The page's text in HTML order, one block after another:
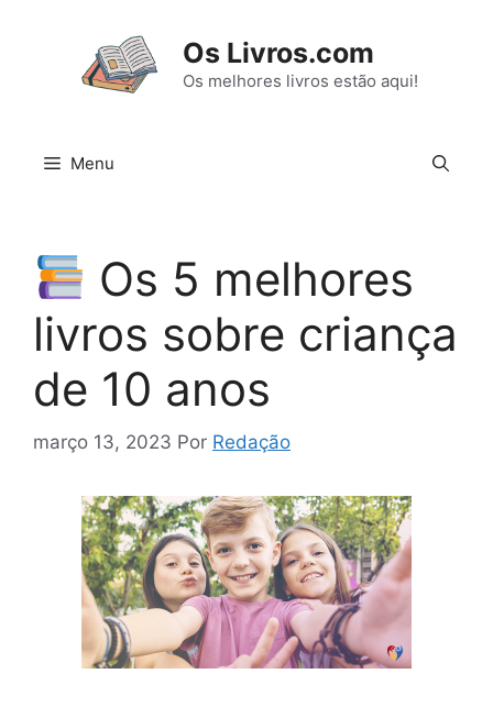
Os Livros.com
Os melhores livros estão aqui!
Menu
Os 5 melhores
livros sobre criança
de 10 anos
março 13, 2023 Por Redação